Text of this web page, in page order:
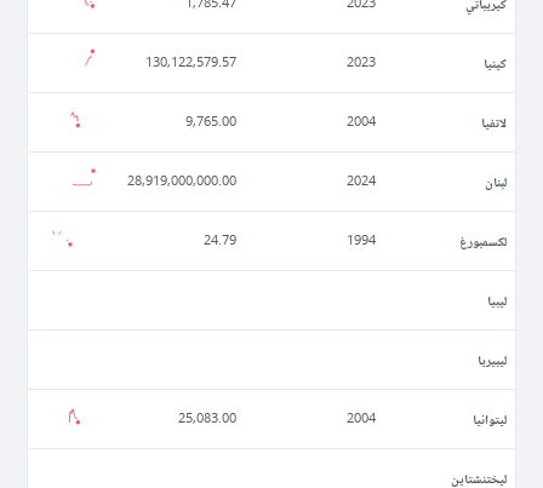
كينيا 2023
130,122,579.57
لاتفيا 2004
9,765.00
لبنان 2024
28,919,000,000.00
لكسمبورغ 1994
24.79
ليبيا
ليبيريا
ليتوانيا 2004
25,083.00
ليختنشتاين